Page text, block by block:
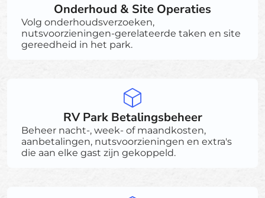
Onderhoud & Site Operaties
Volg onderhoudsverzoeken,
nutsvoorzieningen-gerelateerde taken en site
gereedheid in het park.
RV Park Betalingsbeheer
Beheer nacht-, week- of maandkosten,
aanbetalingen, nutsvoorzieningen en extra's
die aan elke gast zijn gekoppeld.